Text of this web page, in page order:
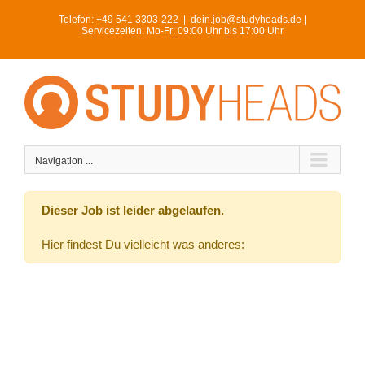
Telefon: +49 541 3303-222
dein.job@studyheads.de |
Servicezeiten: Mo-Fr: 09:00 Uhr bis 17:00 Uhr
Navigation ...
Dieser Job ist leider abgelaufen.
Hier findest Du vielleicht was anderes: